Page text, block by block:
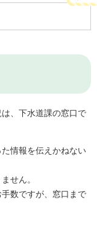
、下水道課の窓口で
情報を伝えかねない
せん。
数ですが、窓口まで